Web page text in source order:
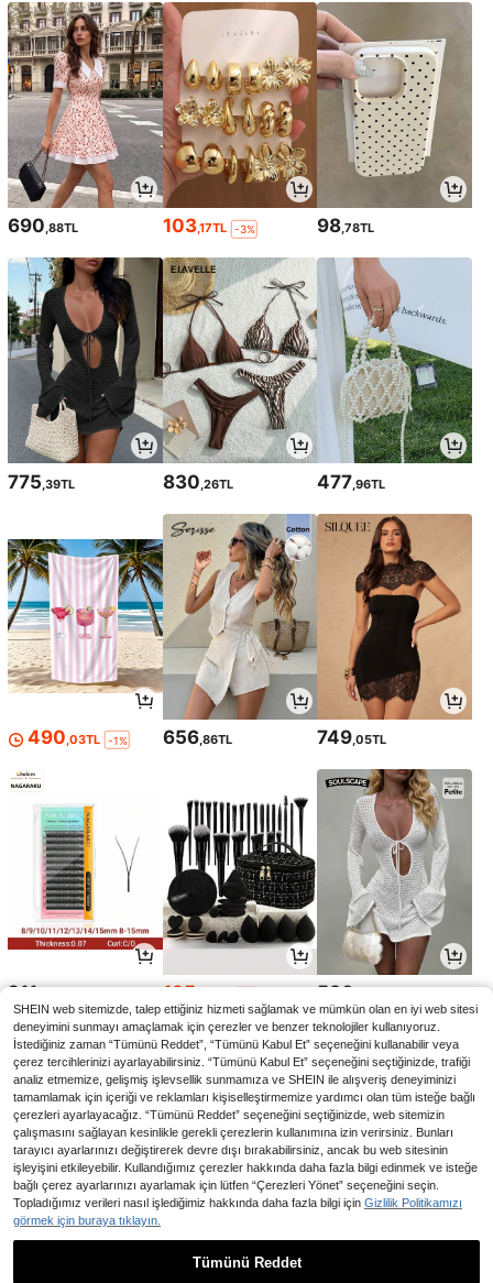
690,88TL 103,17TL -3% 98,78TL
775 ,39TL 830 ,26TL 477 ,96TL
490,03TL -1% 656,86TL 749,05TL
211 195 536
546
SHEIN web sitemizde, talep ettiğiniz hizmeti sağlamak ve mümkün olan en iyi web sitesi
deneyimini sunmayı amaçlamak için çerezler ve benzer teknolojiler kullanıyoruz.
İstediğiniz zaman “Tümünü Reddet”, “Tümünü Kabul Et” seçeneğini kullanabilir veya
çerez tercihlerinizi ayarlayabilirsiniz. “Tümünü Kabul Et” seçeneğini seçtiğinizde, trafiği
analiz etmemize, gelişmiş işlevsellik sunmamıza ve SHEIN ile alışveriş deneyiminizi
tamamlamak için içeriği ve reklamları kişiselleştirmemize yardımcı olan tüm isteğe bağlı
çerezleri ayarlayacağız. “Tümünü Reddet” seçeneğini seçtiğinizde, web sitemizin
çalışmasını sağlayan kesinlikle gerekli çerezlerin kullanımına izin verirsiniz. Bunları
tarayıcı ayarlarınızı değiştirerek devre dışı bırakabilirsiniz, ancak bu web sitesinin
işleyişini etkileyebilir. Kullandığımız çerezler hakkında daha fazla bilgi edinmek ve isteğe
bağlı çerez ayarlarınızı ayarlamak için lütfen “Çerezleri Yönet” seçeneğini seçin.
Topladığımız verileri nasıl işlediğimiz hakkında daha fazla bilgi için Gizlilik Politikamızı
görmek için buraya tıklayın.
Tümünü Reddet